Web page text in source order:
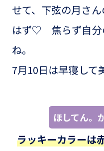
せて、下弦の月さ
はず♡ 焦らず自分
ね。
7月10日は早寝して
ほしてん。
ラッキーカラー